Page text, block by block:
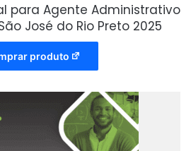
para Agente Administrativo
José do Rio Preto 2025
produto